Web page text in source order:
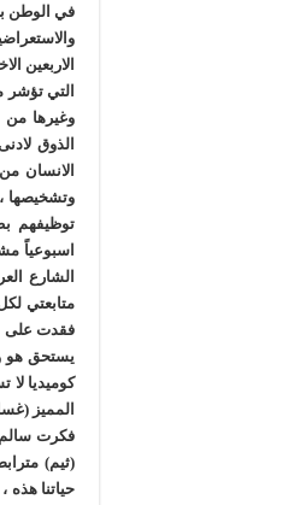
في الوطن
الاربعين
التي تؤشر
وغيرها من
الذوق
الانسان
وتشخيصها
توظيفهم
اسبوعياً
الشارع
متابعتي
فقدت على
يستحق هو
كوميديا
المميز
فكرت سالم
(ثيم)
حياتنا